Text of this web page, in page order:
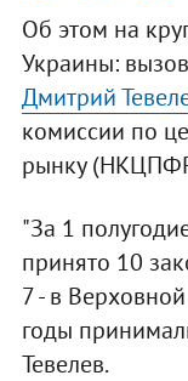
Об этом на
Украины:
Дмитрий
комиссии по
рынку
"За 1
принято 10
7 - в
годы
Тевелев.